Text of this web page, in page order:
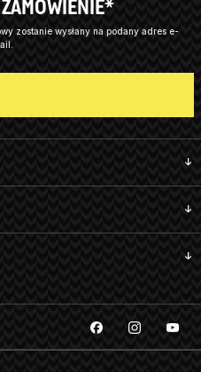
zostanie wysłany na podany adres e-